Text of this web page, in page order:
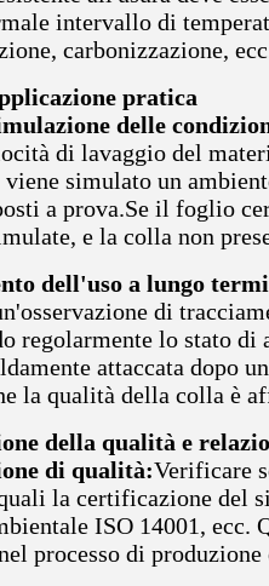
intervallo di
carbonizzazione,
pratica
delle
di lavaggio del
simulato un
a prova.Se il foglio
e la colla non
dell'uso a lungo
di
regolarmente lo stato di
attaccata dopo
la qualità della colla è
della qualità e
di qualità:Verificare
la certificazione del
ISO 14001, ecc.
processo di